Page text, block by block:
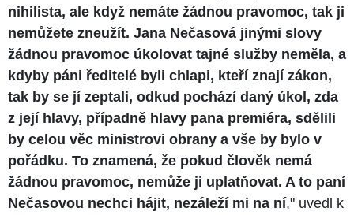
nihilista, ale když nemáte žádnou pravomoc, tak ji
nemůžete zneužít. Jana Nečasová jinými slovy
žádnou pravomoc úkolovat tajné služby neměla, a
kdyby páni ředitelé byli chlapi, kteří znají zákon,
tak by se jí zeptali, odkud pochází daný úkol, zda
z její hlavy, případně hlavy pana premiéra, sdělili
by celou věc ministrovi obrany a vše by bylo v
pořádku. To znamená, že pokud člověk nemá
žádnou pravomoc, nemůže ji uplatňovat. A to paní
Nečasovou nechci hájit, nezáleží mi na ní," uvedl k